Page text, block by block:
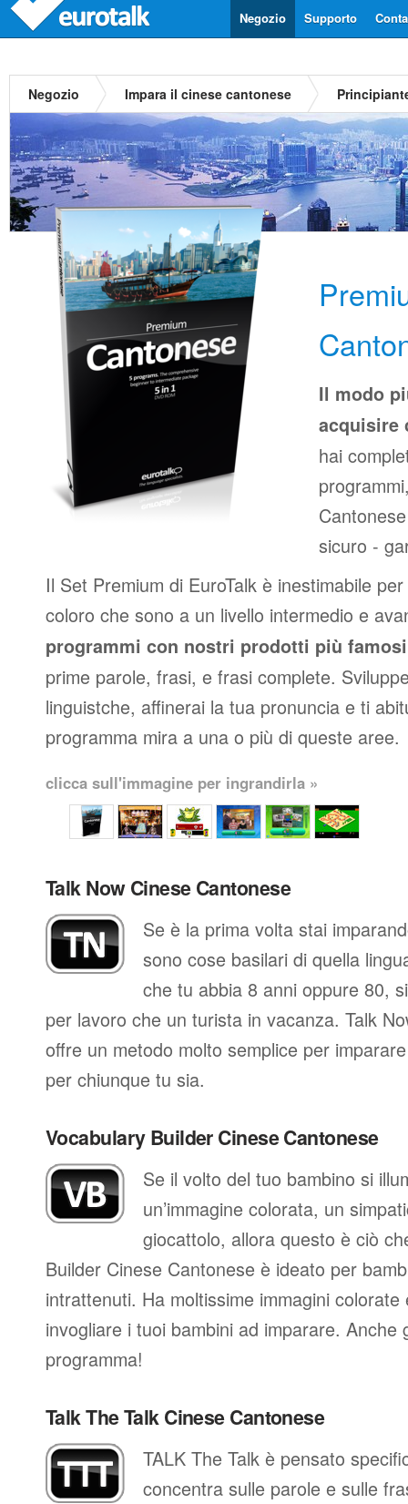
Supporto
Negozio
Negozio Impara il cinese cantonese
Il modo
acquisire
hai
sicuro -
Il Set Premium di EuroTalk è inestimabile
coloro che sono a un livello intermedio e
programmi con nostri prodotti più famosi
prime parole, frasi, e frasi complete.
linguistche, affinerai la tua pronuncia e ti
programma mira a una o più di queste aree.
clicca sull'immagine per ingrandirla »
Talk Now Cinese Cantonese
Se è la prima volta stai
sono cose basilari di quella
che tu abbia 8 anni oppure 80,
per lavoro che un turista in vacanza. Talk
offre un metodo molto semplice per
per chiunque tu sia.
Vocabulary Builder Cinese Cantonese
Se il volto del tuo bambino si
un’immagine colorata, un
giocattolo, allora questo è ciò
Builder Cinese Cantonese è ideato per
intrattenuti. Ha moltissime immagini
invogliare i tuoi bambini ad imparare. Anche
programma!
Talk The Talk Cinese Cantonese
TALK The Talk è pensato
concentra sulle parole e sulle